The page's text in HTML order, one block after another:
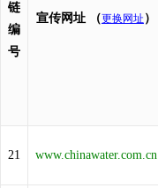
链
编
号
宣传网址 （更换网址 ）
21 www.chinawater.com.cn